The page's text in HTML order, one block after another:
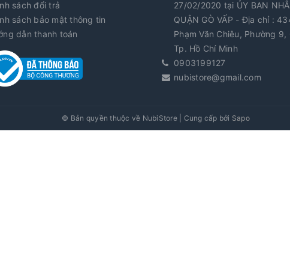
sách đổi trả
sách bảo mật thông tin
dẫn thanh toán
27/02/2020 tại ỦY BAN
QUẬN GÒ VẤP - Địa chỉ :
Phạm Văn Chiêu, Phường 9,
Tp. Hồ Chí Minh
0903199127
nubistore@gmail.com
© Bản quyền thuộc về NubiStore Cung cấp bởi Sapo